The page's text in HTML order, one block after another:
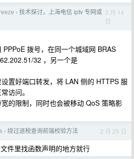
› 技术探讨，上海电信 iptv 专网或 3 月 14
日
拨号，在同一个城域网 BRAS
32 ，另一个是
置好端口转发，将 LAN 侧的 HTTPS 服
访问。
的限制，同时也会被移动 QoS 策略影
› 绕过退税查询前端校验方法 2 月 25 日
件里找函数声明的地方就行